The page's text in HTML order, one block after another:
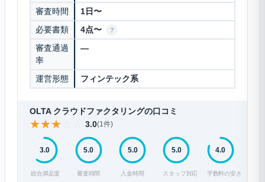
審査時間
1日〜
必要書類
4点〜 ?
審査通過
率
—
運営形態 フィンテック系
OLTA クラウドファクタリングの口コミ
★★★ 3.0(1件)
3.0
総合満足度
5.0
審査時間
5.0
入金時間
5.0
スタッフ対応
4.0
手数料の安さ